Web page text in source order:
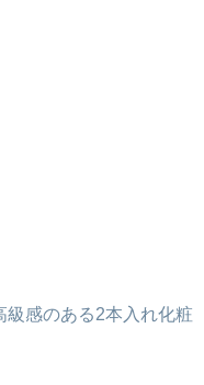
級感のある2本入れ化粧